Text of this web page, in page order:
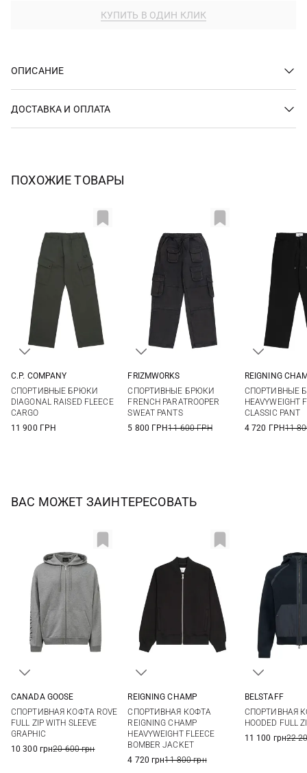
КУПИТЬ В ОДИН КЛИК
ОПИСАНИЕ
ДОСТАВКА И ОПЛАТА
ПОХОЖИЕ ТОВАРЫ
C.P. COMPANY
СПОРТИВНЫЕ БРЮКИ
DIAGONAL RAISED FLEECE
CARGO
11 900 ГРН
FRIZMWORKS
СПОРТИВНЫЕ БРЮКИ
FRENCH PARATROOPER
SWEAT PANTS
5 800 ГРН11 600 ГРН
REIGNING
СПОРТИВНЫЕ
HEAVYWEIGHT
CLASSIC PANT
4 720 ГРН11
ВАС МОЖЕТ ЗАИНТЕРЕСОВАТЬ
XXL
CANADA GOOSE
СПОРТИВНАЯ КОФТА ROVE
FULL ZIP WITH SLEEVE
GRAPHIC
10 300 грн20 600 грн
REIGNING CHAMP
СПОРТИВНАЯ КОФТА
REIGNING CHAMP
HEAVYWEIGHT FLEECE
BOMBER JACKET
4 720 грн11 800 грн
BELSTAFF
СПОРТИВНАЯ
HOODED FULL
11 100 грн22